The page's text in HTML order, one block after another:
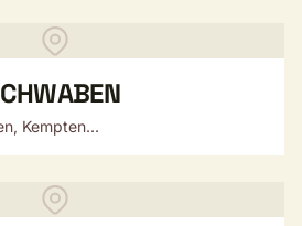
Kempten...